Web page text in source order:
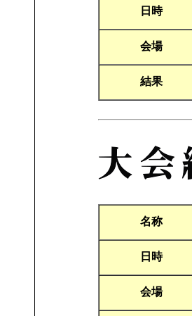
日時
会場
結果
名称
日時
会場